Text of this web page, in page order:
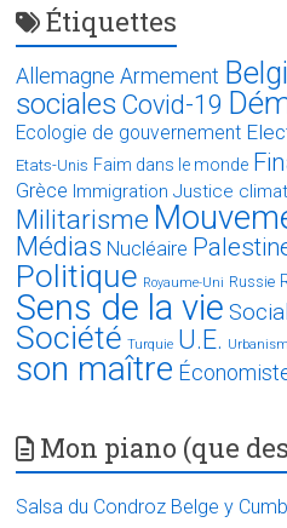
Étiquettes
Allemagne Armement
sociales Covid-19
Ecologie de gouvernement
Etats-Unis Faim dans le monde
Grèce Immigration Justice
Militarisme
Médias Nucléaire
Politique Royaume-Uni Russie
Sens de la vie
Société Turquie U.E.
son maître
Mon piano (que
Salsa du Condroz Belge y